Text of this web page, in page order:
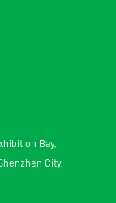
Bay,
City,